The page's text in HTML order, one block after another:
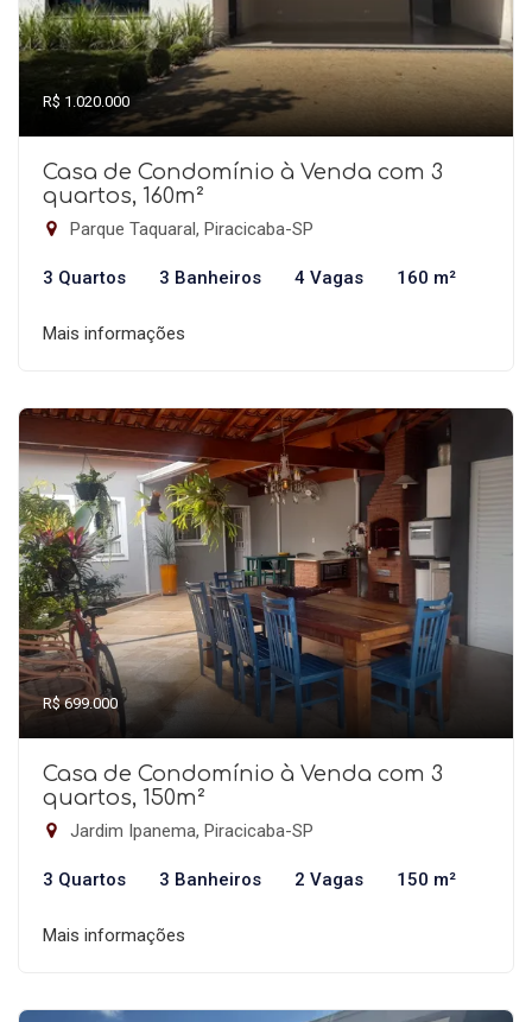
R$ 1.020.000
Casa de Condomínio à Venda com 3
quartos, 160m²
Parque Taquaral, Piracicaba-SP
3 Quartos 3 Banheiros 4 Vagas 160 m²
Mais informações
R$ 699.000
Casa de Condomínio à Venda com 3
quartos, 150m²
Jardim Ipanema, Piracicaba-SP
3 Quartos 3 Banheiros 2 Vagas 150 m²
Mais informações